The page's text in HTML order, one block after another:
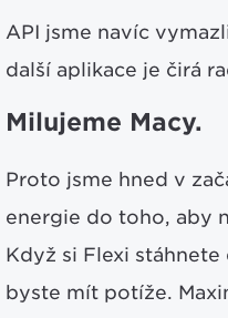
API jsme navíc
další aplikace je čirá
Milujeme Macy.
Proto jsme hned v
energie do toho, aby
Když si Flexi stáhnete
byste mít potíže.